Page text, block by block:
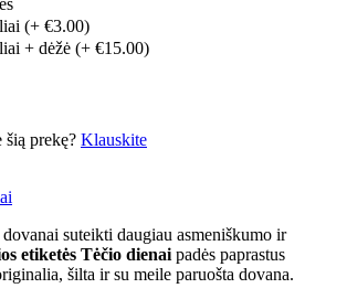
(+ €3.00)
+ dėžė (+ €15.00)
prekę? Klauskite
suteikti daugiau asmeniškumo ir
etiketės Tėčio dienai padės paprastus
šilta ir su meile paruošta dovana.